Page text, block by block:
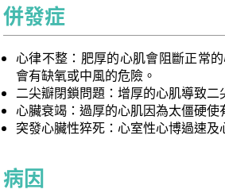
併發症
心律不整：肥厚的心肌會阻斷正常
會有缺氧或中風的危險。
二尖瓣閉鎖問題：增厚的心肌導致
心臟衰竭：過厚的心肌因為太僵硬
突發心臟性猝死：心室性心博過速
病因